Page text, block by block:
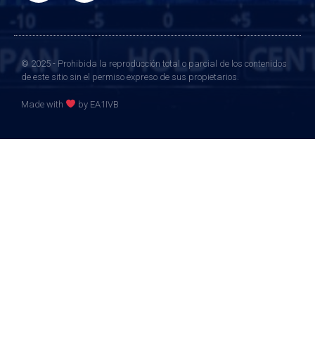
© 2025 - Prohibida la reproducción total o parcial de los contenidos
de este sitio sin el permiso expreso de sus propietarios.
Made with by EA1IVB